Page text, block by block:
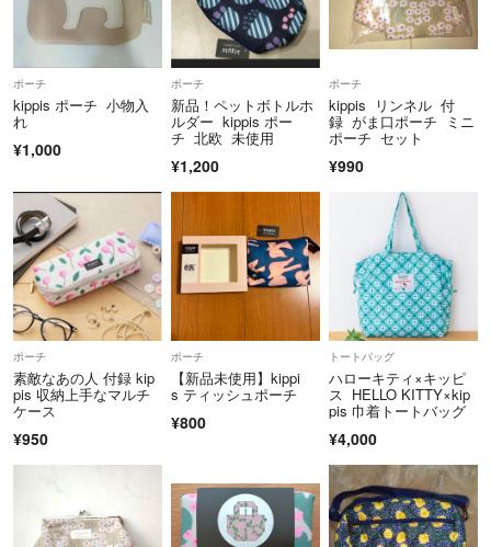
ポーチ
kippis ポーチ 小物入
れ
¥1,000
ポーチ
新品！ペットボトルホ
ルダー kippis ポー
チ 北欧 未使用
¥1,200
ポーチ
kippis リンネル 付
録 がま口ポーチ ミニ
ポーチ セット
¥990
ポーチ
素敵なあの人 付録 kip
pis 収納上手なマルチ
ケース
¥950
ポーチ
【新品未使用】kippi
s ティッシュポーチ
¥800
トートバッグ
ハローキティ×キッピ
ス HELLO KITTY×kip
pis 巾着トートバッグ
¥4,000